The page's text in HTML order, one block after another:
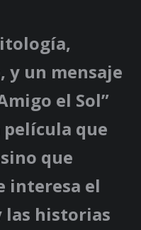
y un mensaje
el Sol”
que
que
interesa el
las historias